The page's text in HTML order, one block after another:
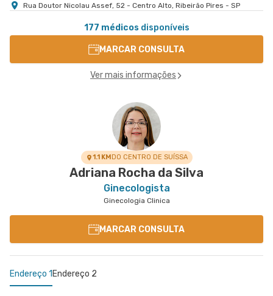
Rua Doutor Nicolau Assef, 52 - Centro Alto, Ribeirão Pires - SP
177 médicos disponíveis
MARCAR CONSULTA
Ver mais informações
1.1 KMDO CENTRO DE SUÍSSA
Adriana Rocha da Silva
Ginecologista
Ginecologia Clinica
MARCAR CONSULTA
Endereço 1 Endereço 2